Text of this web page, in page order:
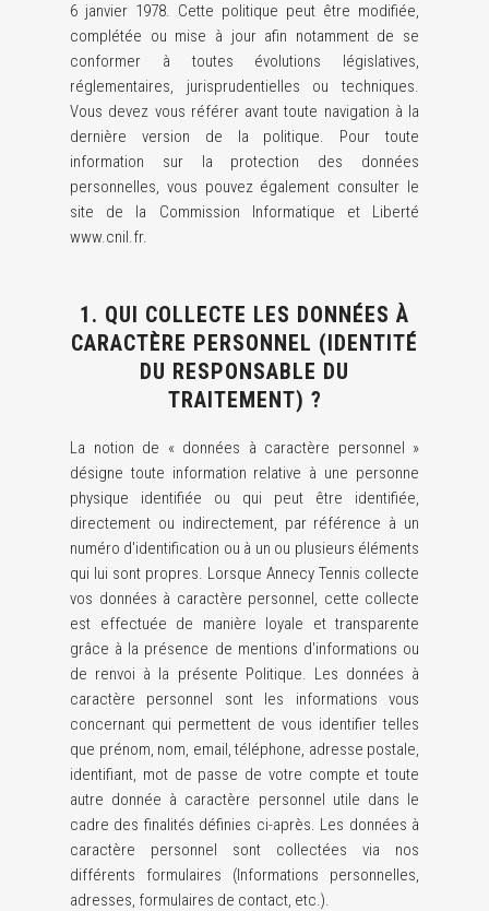
6 janvier 1978. Cette politique peut être modifiée,
complétée ou mise à jour afin notamment de se
conformer à toutes évolutions législatives,
réglementaires, jurisprudentielles ou techniques.
Vous devez vous référer avant toute navigation à la
dernière version de la politique. Pour toute
information sur la protection des données
personnelles, vous pouvez également consulter le
site de la Commission Informatique et Liberté
www.cnil.fr.
1. QUI COLLECTE LES DONNÉES À
CARACTÈRE PERSONNEL (IDENTITÉ
DU RESPONSABLE DU
TRAITEMENT) ?
La notion de « données à caractère personnel »
désigne toute information relative à une personne
physique identifiée ou qui peut être identifiée,
directement ou indirectement, par référence à un
numéro d'identification ou à un ou plusieurs éléments
qui lui sont propres. Lorsque Annecy Tennis collecte
vos données à caractère personnel, cette collecte
est effectuée de manière loyale et transparente
grâce à la présence de mentions d'informations ou
de renvoi à la présente Politique. Les données à
caractère personnel sont les informations vous
concernant qui permettent de vous identifier telles
que prénom, nom, email, téléphone, adresse postale,
identifiant, mot de passe de votre compte et toute
autre donnée à caractère personnel utile dans le
cadre des finalités définies ci-après. Les données à
caractère personnel sont collectées via nos
différents formulaires (Informations personnelles,
adresses, formulaires de contact, etc.).